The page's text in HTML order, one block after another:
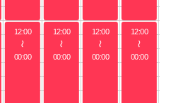
12:00
〜
00:00
12:00
〜
00:00
12:00
〜
00:00
12:00
〜
00:00